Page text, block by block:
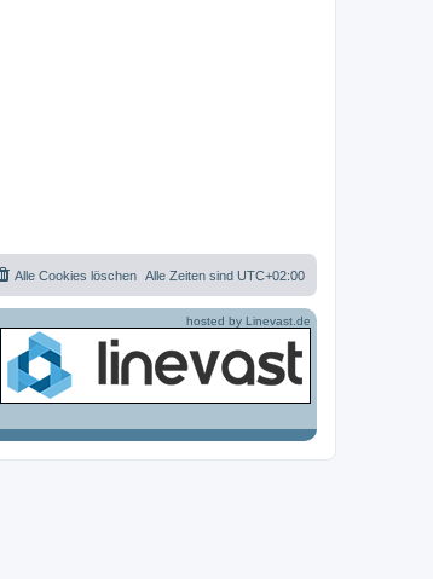
Alle Zeiten sind UTC+02:00
Alle Cookies löschen
hosted by Linevast.de